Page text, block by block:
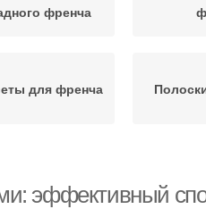
френча
для френча
эффективный